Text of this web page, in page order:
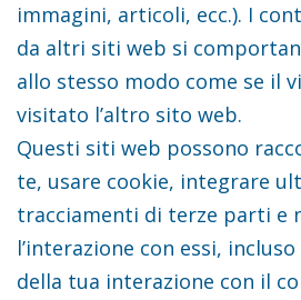
immagini, articoli, ecc.). I
da altri siti web si
allo stesso modo come se il
visitato l’altro sito web.
Questi siti web possono
te, usare cookie, integrare
tracciamenti di terze parti e
l’interazione con essi,
della tua interazione con il